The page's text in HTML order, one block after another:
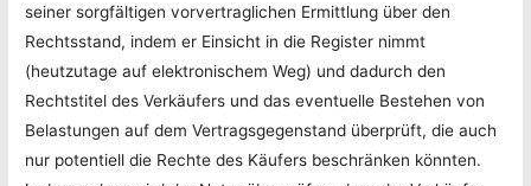
seiner sorgfältigen vorvertraglichen Ermittlung über den
Rechtsstand, indem er Einsicht in die Register nimmt
(heutzutage auf elektronischem Weg) und dadurch den
Rechtstitel des Verkäufers und das eventuelle Bestehen von
Belastungen auf dem Vertragsgegenstand überprüft, die auch
nur potentiell die Rechte des Käufers beschränken könnten.